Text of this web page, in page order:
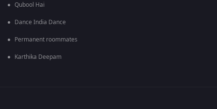
Qubool Hai
Dance India Dance
Permanent roommates
Karthika Deepam